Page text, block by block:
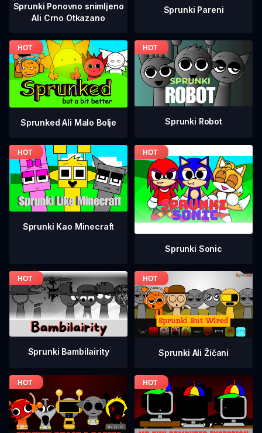
Sprunki Ponovno snimljeno
Ali Crno Otkazano
Sprunki Pareni
Sprunked Ali Malo Bolje Sprunki Robot
Sprunki Kao Minecraft
Sprunki Sonic
Sprunki Bambilairity Sprunki Ali Žičani